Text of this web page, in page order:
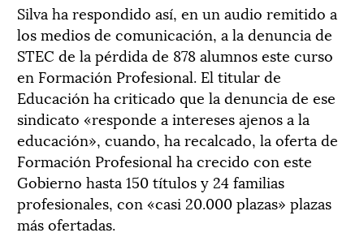
Silva ha respondido así, en un audio remitido a
los medios de comunicación, a la denuncia de
STEC de la pérdida de 878 alumnos este curso
en Formación Profesional. El titular de
Educación ha criticado que la denuncia de ese
sindicato «responde a intereses ajenos a la
educación», cuando, ha recalcado, la oferta de
Formación Profesional ha crecido con este
Gobierno hasta 150 títulos y 24 familias
profesionales, con «casi 20.000 plazas» plazas
más ofertadas.